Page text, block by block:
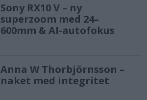
Sony RX10 V – ny
superzoom med 24–
600mm & AI-autofokus
Anna W Thorbjörnsson –
naket med integritet